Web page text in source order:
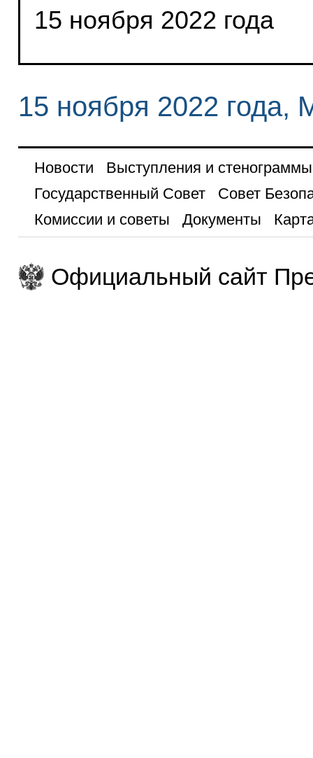
15 ноября 2022 года
15 ноября 2022 года,
Новости
Выступления и стенограммы
Государственный Совет
Совет
Комиссии и советы
Документы
Официальный сайт